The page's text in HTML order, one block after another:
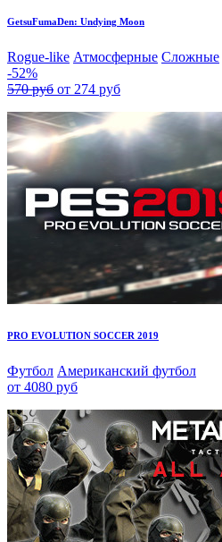
GetsuFumaDen: Undying Moon
Rogue-like Атмосферные Сложные
-52%
570 руб от 274 руб
PRO EVOLUTION SOCCER 2019
Футбол Американский футбол
от 4080 руб